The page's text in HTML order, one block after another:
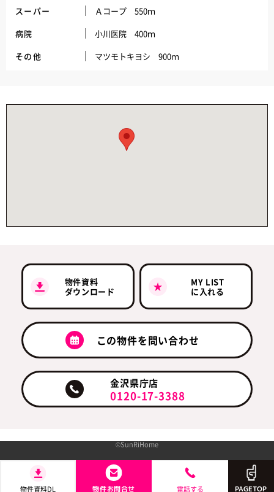
スーパー
Ａコープ 550ｍ
病院
小川医院 400ｍ
その他
マツモトキヨシ 900ｍ
物件資料
ダウンロード
MY LIST
に入れる
この物件を問い合わせ
金沢県庁店
0120-17-3388
物件資料DL 物件お問合せ 電話する PAGETOP
©SunRiHome